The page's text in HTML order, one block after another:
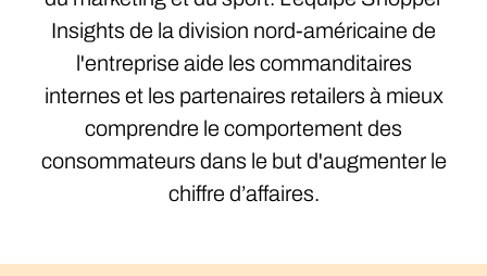
Insights de la division nord-américaine de
l'entreprise aide les commanditaires
internes et les partenaires retailers à mieux
comprendre le comportement des
consommateurs dans le but d'augmenter le
chiffre d’affaires.